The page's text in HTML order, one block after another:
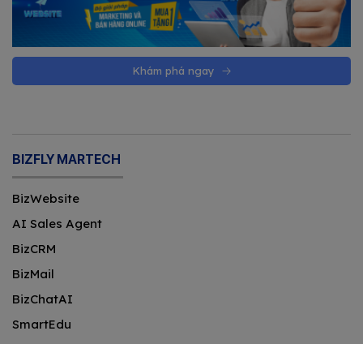
Khám phá ngay
BIZFLY MARTECH
BizWebsite
AI Sales Agent
BizCRM
BizMail
BizChatAI
SmartEdu